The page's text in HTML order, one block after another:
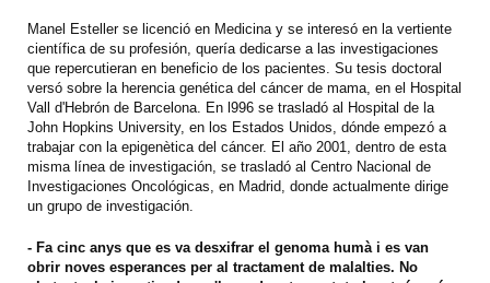
Manel Esteller se licenció en Medicina y se interesó en la vertiente
científica de su profesión, quería dedicarse a las investigaciones
que repercutieran en beneficio de los pacientes. Su tesis doctoral
versó sobre la herencia genética del cáncer de mama, en el Hospital
Vall d'Hebrón de Barcelona. En l996 se trasladó al Hospital de la
John Hopkins University, en los Estados Unidos, dónde empezó a
trabajar con la epigenètica del cáncer. El año 2001, dentro de esta
misma línea de investigación, se trasladó al Centro Nacional de
Investigaciones Oncológicas, en Madrid, donde actualmente dirige
un grupo de investigación.
- Fa cinc anys que es va desxifrar el genoma humà i es van
obrir noves esperances per al tractament de malalties. No